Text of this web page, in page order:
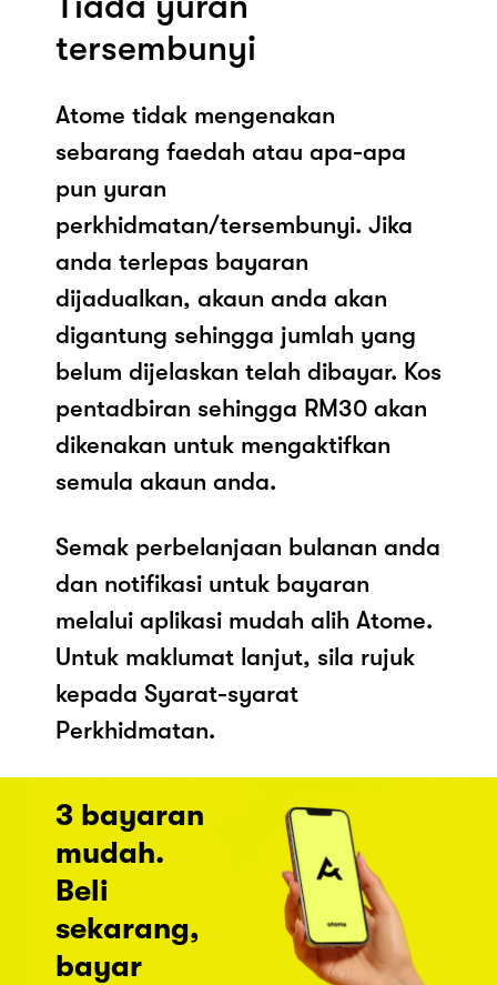
tersembunyi
Atome tidak mengenakan
sebarang faedah atau apa-apa
pun yuran
perkhidmatan/tersembunyi. Jika
anda terlepas bayaran
dijadualkan, akaun anda akan
digantung sehingga jumlah yang
belum dijelaskan telah dibayar. Kos
pentadbiran sehingga RM30 akan
dikenakan untuk mengaktifkan
semula akaun anda.
Semak perbelanjaan bulanan anda
dan notifikasi untuk bayaran
melalui aplikasi mudah alih Atome.
Untuk maklumat lanjut, sila rujuk
kepada Syarat-syarat
Perkhidmatan.
3 bayaran
mudah.
Beli
sekarang,
bayar